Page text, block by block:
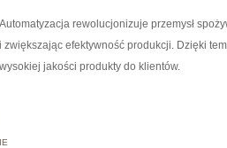
Automatyzacja rewolucjonizuje przemysł
i zwiększając efektywność produkcji. Dzięki
wysokiej jakości produkty do klientów.